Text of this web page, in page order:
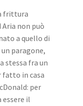
frittura
non può
a quello di
paragone,
stessa fra un
in casa
per
essere il